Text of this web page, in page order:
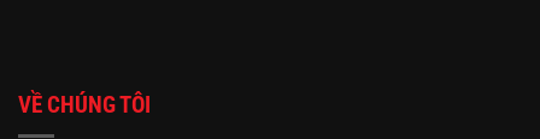
VỀ CHÚNG TÔI